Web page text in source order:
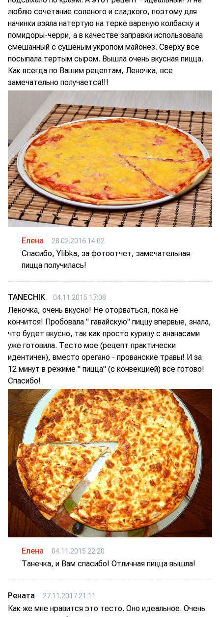
люблю сочетание соленого и сладкого, поэтому для
начинки взяла натертую на терке вареную колбаску и
помидоры-черри, а в качестве заправки использовала
смешанный с сушеным укропом майонез. Сверху все
посыпала тертым сыром. Вышла очень вкусная пицца.
Как всегда по Вашим рецептам, Леночка, все
замечательно получается!!!
Елена 28.02.2016 14:02
Спасибо, Ylibka, за фотоотчет, замечательная
пицца получилась!
TANECHIK 04.11.2015 17:08
Леночка, очень вкусно! Не оторваться, пока не
кончится! Пробовала " гавайскую" пиццу впервые, знала,
что будет вкусно, так как просто курицу с ананасами
уже готовила. Тесто мое (рецепт практически
идентичен), вместо орегано - прованские травы! И за
12 минут в режиме " пицца" (с конвекцией) все готово!
Спасибо!
Елена 04.11.2015 22:20
Танечка, и Вам спасибо! Отличная пицца вышла!
Рената 27.11.2017 21:11
Как же мне нравится это тесто. Оно идеальное. Очень